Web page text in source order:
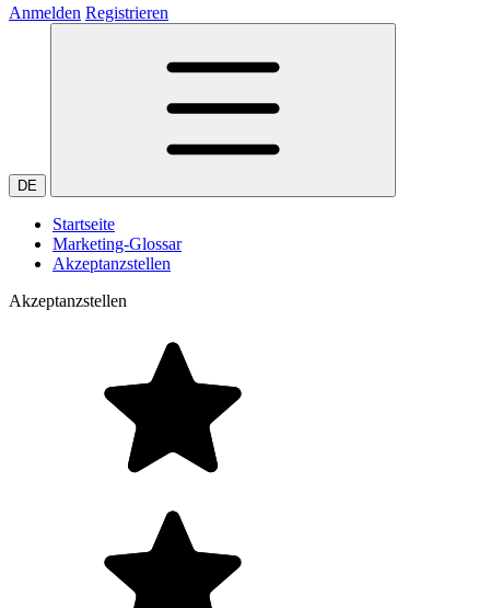
Anmelden Registrieren
DE
Startseite
Marketing-Glossar
Akzeptanzstellen
Akzeptanzstellen